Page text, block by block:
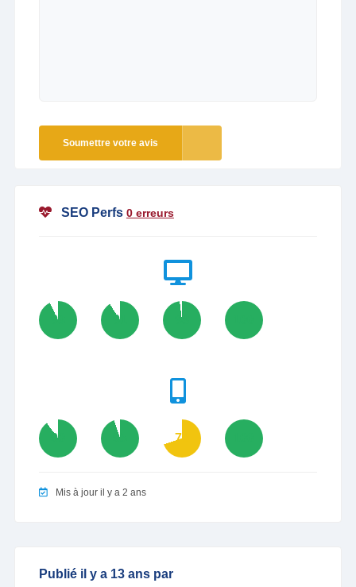
Soumettre votre avis
SEO Perfs 0 erreurs
93 91 98
90 95 70
Mis à jour il y a 2 ans
Publié il y a 13 ans par